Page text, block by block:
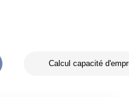
Calcul capacité